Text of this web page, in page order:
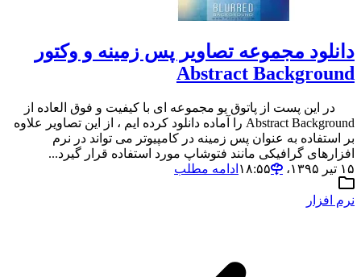
دانلود مجموعه تصاویر پس زمینه و وکتور
Abstract Background
در این پست از پاتوق یو مجموعه ای با کیفیت و فوق العاده از
Abstract Background را آماده دانلود کرده ایم ، از این تصاویر علاوه
بر استفاده به عنوان پس زمینه در کامپیوتر می تواند در نرم
افزارهای گرافیکی مانند فتوشاپ مورد استفاده قرار گیرد...
۱۵ تیر ۱۳۹۵،‏ ۱۸:۵۵
ادامه مطلب
نرم افزار